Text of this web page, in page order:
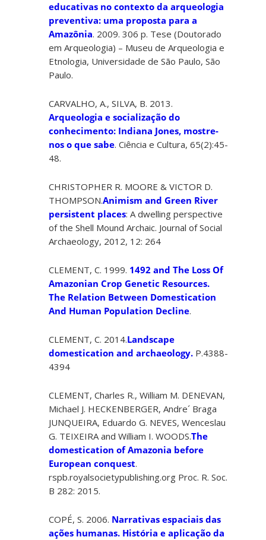
educativas no contexto da arqueologia
preventiva: uma proposta para a
Amazônia. 2009. 306 p. Tese (Doutorado
em Arqueologia) – Museu de Arqueologia e
Etnologia, Universidade de São Paulo, São
Paulo.
CARVALHO, A., SILVA, B. 2013.
Arqueologia e socialização do
conhecimento: Indiana Jones, mostre-
nos o que sabe. Ciência e Cultura, 65(2):45-
48.
CHRISTOPHER R. MOORE & VICTOR D.
THOMPSON.Animism and Green River
persistent places: A dwelling perspective
of the Shell Mound Archaic. Journal of Social
Archaeology, 2012, 12: 264
CLEMENT, C. 1999. 1492 and The Loss Of
Amazonian Crop Genetic Resources.
The Relation Between Domestication
And Human Population Decline.
CLEMENT, C. 2014.Landscape
domestication and archaeology. P.4388-
4394
CLEMENT, Charles R., William M. DENEVAN,
Michael J. HECKENBERGER, Andre´ Braga
JUNQUEIRA, Eduardo G. NEVES, Wenceslau
G. TEIXEIRA and William I. WOODS.The
domestication of Amazonia before
European conquest.
rspb.royalsocietypublishing.org Proc. R. Soc.
B 282: 2015.
COPÉ, S. 2006. Narrativas espaciais das
ações humanas. História e aplicação da